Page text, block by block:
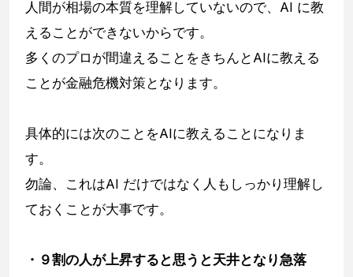
人間が相場の本質を理解していないので、AI に教
えることができないからです。
多くのプロが間違えることをきちんとAIに教える
ことが金融危機対策となります。
具体的には次のことをAIに教えることになりま
す。
勿論、これはAI だけではなく人もしっかり理解し
ておくことが大事です。
・９割の人が上昇すると思うと天井となり急落